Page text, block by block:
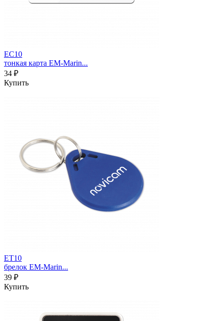
EC10
тонкая карта EM-Marin...
34 ₽
Купить
ET10
брелок EM-Marin...
39 ₽
Купить